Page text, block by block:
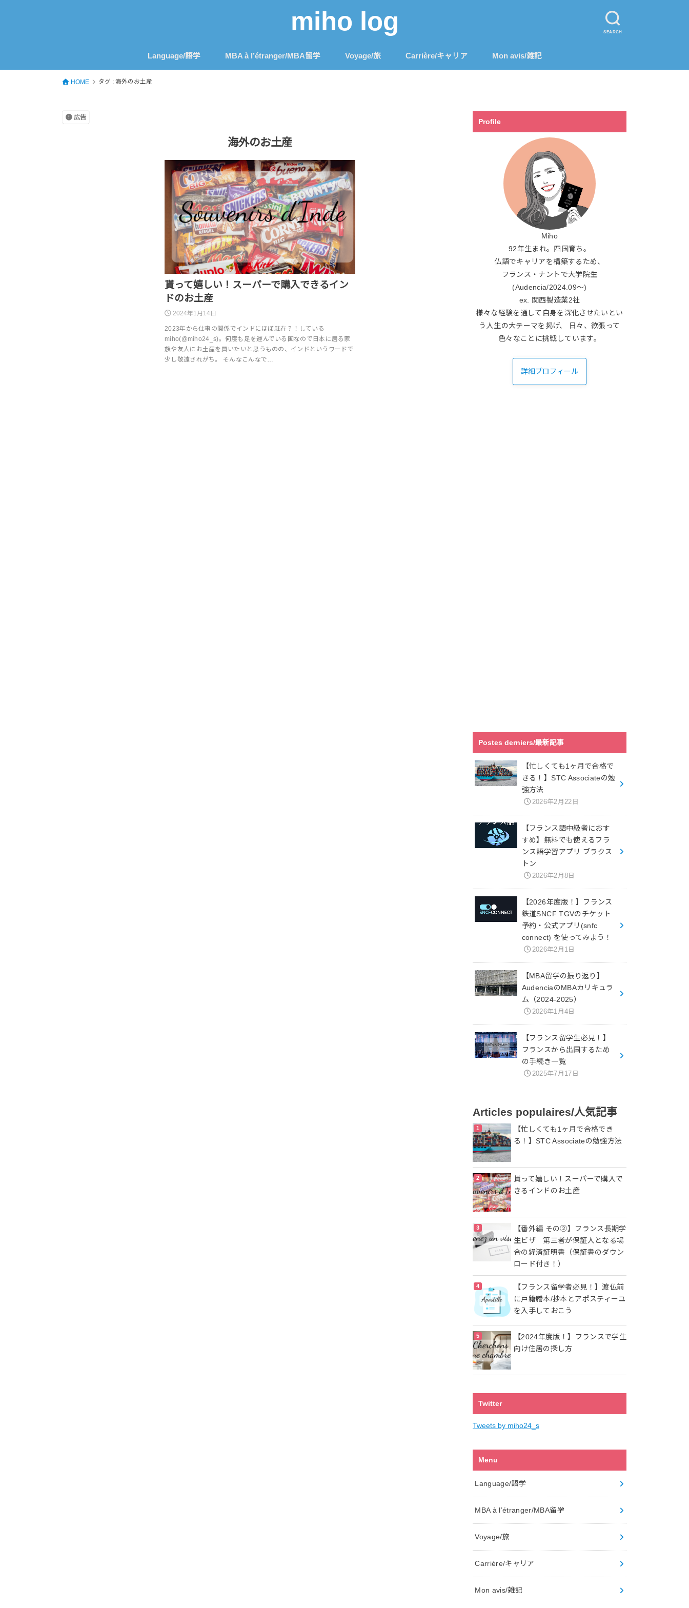
SEARCH
miho log
Language/語学 MBA à l’étranger/MBA留学 Voyage/旅 Carrière/キャリア Mon avis/雑記
HOME タグ : 海外のお土産
広告
海外のお土産
貰って嬉しい！スーパーで購入できるイン
ドのお土産
2024年1月14日
2023年から仕事の関係でインドにほぼ駐在？！している
miho(@miho24_s)。何度も足を運んでいる国なので日本に居る家
族や友人にお土産を買いたいと思うものの、インドというワードで
少し敬遠されがち。 そんなこんなで…
Profile
Miho
92年生まれ。四国育ち。
仏語でキャリアを構築するため、
フランス・ナントで大学院生
(Audencia/2024.09〜)
ex. 関西製造業2社
様々な経験を通して自身を深化させたいとい
う人生の大テーマを掲げ、 日々、欲張って
色々なことに挑戦しています。
詳細プロフィール
Postes derniers/最新記事
【忙しくても1ヶ月で合格で
きる！】STC Associateの勉
強方法
2026年2月22日
【フランス語中級者におす
すめ】無料でも使えるフラ
ンス語学習アプリ ブラクス
トン
2026年2月8日
【2026年度版！】フランス
鉄道SNCF TGVのチケット
予約・公式アプリ(snfc
connect) を使ってみよう！
2026年2月1日
【MBA留学の振り返り】
AudenciaのMBAカリキュラ
ム（2024-2025）
2026年1月4日
【フランス留学生必見！】
フランスから出国するため
の手続き一覧
2025年7月17日
Articles populaires/人気記事
【忙しくても1ヶ月で合格でき
る！】STC Associateの勉強方法
貰って嬉しい！スーパーで購入で
きるインドのお土産
【番外編 その②】フランス長期学
生ビザ 第三者が保証人となる場
合の経済証明書（保証書のダウン
ロード付き！）
【フランス留学者必見！】渡仏前
に戸籍謄本/抄本とアポスティーユ
を入手しておこう
【2024年度版！】フランスで学生
向け住居の探し方
Twitter
Tweets by miho24_s
Menu
Language/語学
MBA à l’étranger/MBA留学
Voyage/旅
Carrière/キャリア
Mon avis/雑記